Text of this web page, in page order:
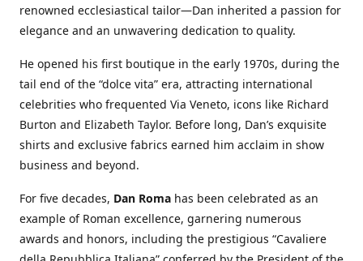
renowned ecclesiastical tailor—Dan inherited a passion for
elegance and an unwavering dedication to quality.
He opened his first boutique in the early 1970s, during the
tail end of the “dolce vita” era, attracting international
celebrities who frequented Via Veneto, icons like Richard
Burton and Elizabeth Taylor. Before long, Dan’s exquisite
shirts and exclusive fabrics earned him acclaim in show
business and beyond.
For five decades, Dan Roma has been celebrated as an
example of Roman excellence, garnering numerous
awards and honors, including the prestigious “Cavaliere